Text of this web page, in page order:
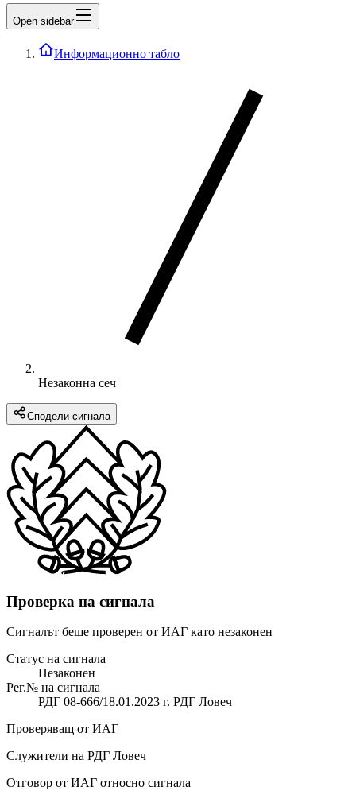
Open sidebar
Информационно табло
Незаконна сеч
Сподели сигнала
Проверка на сигнала
Сигналът беше проверен от ИАГ като незаконен
Статус на сигнала
Незаконен
Рег.№ на сигнала
РДГ 08-666/18.01.2023 г. РДГ Ловеч
Проверяващ от ИАГ
Служители на РДГ Ловеч
Отговор от ИАГ относно сигнала